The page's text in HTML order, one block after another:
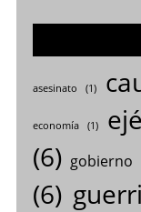
asesinato (1)
economía(1)
(6) gobierno
(6)